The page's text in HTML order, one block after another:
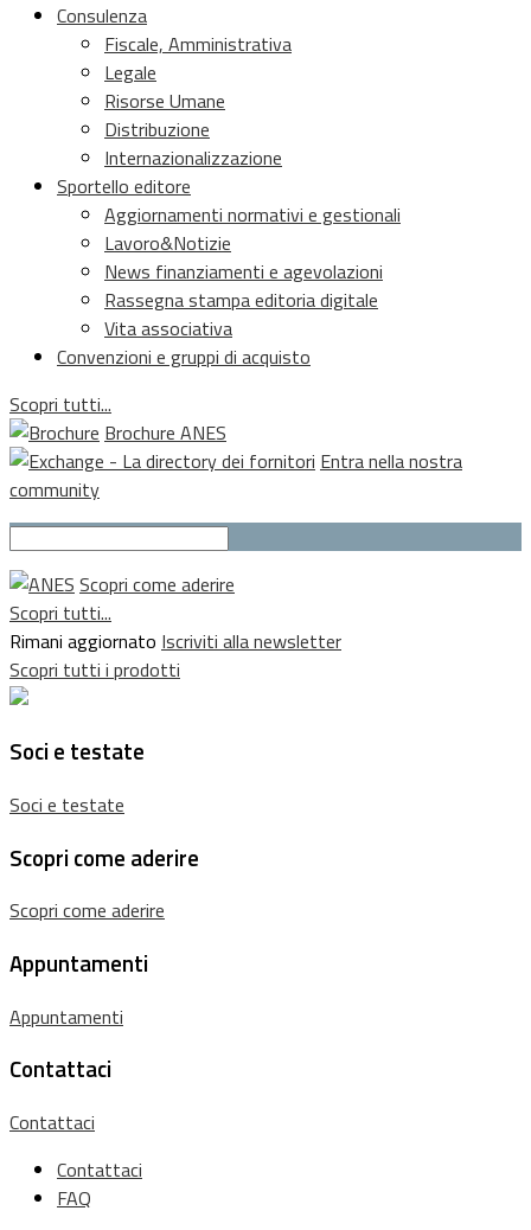
Consulenza
Fiscale, Amministrativa
Legale
Risorse Umane
Distribuzione
Internazionalizzazione
Sportello editore
Aggiornamenti normativi e gestionali
Lavoro&Notizie
News finanziamenti e agevolazioni
Rassegna stampa editoria digitale
Vita associativa
Convenzioni e gruppi di acquisto
Scopri tutti...
Brochure ANES
Entra nella nostra
community
Scopri come aderire
Scopri tutti...
Rimani aggiornato Iscriviti alla newsletter
Scopri tutti i prodotti
Soci e testate
Soci e testate
Scopri come aderire
Scopri come aderire
Appuntamenti
Appuntamenti
Contattaci
Contattaci
Contattaci
FAQ